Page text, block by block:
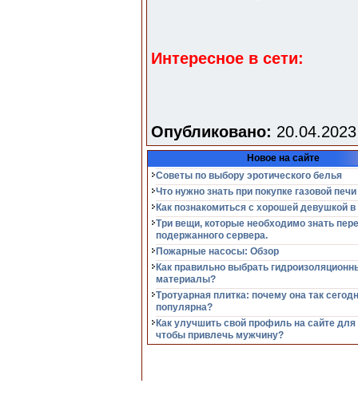
Интересное в сети:
Опубликовано:
Новое на сайте
Советы по выбору эротического белья
Что нужно знать при покупке газовой печи
Как познакомиться с хорошей девушкой в
Три вещи, которые необходимо знать
подержанного сервера.
Пожарные насосы: Обзор
Как правильно выбрать
материалы?
Тротуарная плитка: почему она так
популярна?
Как улучшить свой профиль на сайте для
чтобы привлечь мужчину?